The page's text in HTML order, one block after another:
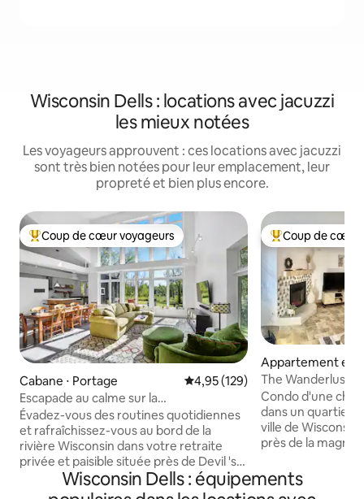
Wisconsin Dells : locations avec jacuzzi
les mieux notées
Les voyageurs approuvent : ces locations avec jacuzzi
sont très bien notées pour leur emplacement, leur
propreté et bien plus encore.
Coups de cœur voyageurs les plus appréciés
Coup de cœur voyageurs
Cabane ⋅ Portage Évaluation moyenne sur la
4,95 (129)
Escapade au calme sur la
rivière Wisconsin avec jacuzzi, près d'un
golf
Évadez-vous des routines quotidiennes
et rafraîchissez-vous au bord de la
rivière Wisconsin dans votre retraite
privée et paisible située près de Devil 's
Lake, Cascade Ski & Devil' s Head
Ski/Golf Resorts & WI Dells. Parfait pour
Coups de cœur
Coup de cœur
Appartement en
⋅ Wisconsin Dells
The Wanderlust à
Condo d'une
dans un quartier
ville de
près de la
et des attractions
ville de
Wisconsin Dells : équipements